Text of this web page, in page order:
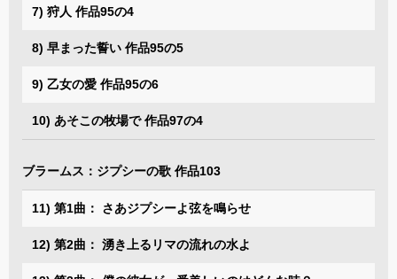
7) 狩人 作品95の4
8) 早まった誓い 作品95の5
9) 乙女の愛 作品95の6
10) あそこの牧場で 作品97の4
ブラームス：ジプシーの歌 作品103
11) 第1曲： さあジプシーよ弦を鳴らせ
12) 第2曲： 湧き上るリマの流れの水よ